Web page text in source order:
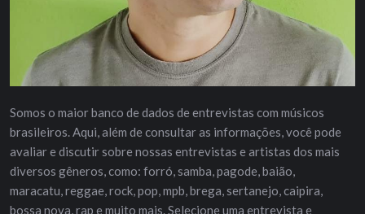
Somos o maior banco de dados de entrevistas com músicos
brasileiros. Aqui, além de consultar as informações, você pode
avaliar e discutir sobre nossas entrevistas e artistas dos mais
diversos gêneros, como: forró, samba, pagode, baião,
maracatu, reggae, rock, pop, mpb, brega, sertanejo, caipira,
bossa nova, rap e muito mais. Selecione uma entrevista e